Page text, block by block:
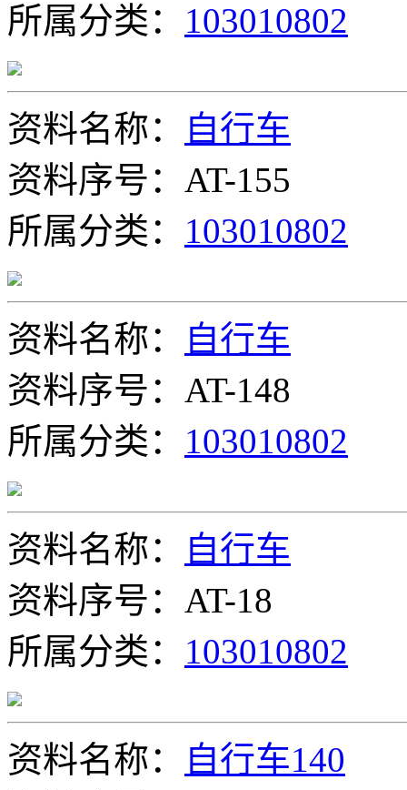
所属分类： 103010802
资料名称：
自行车
资料序号：AT-155
所属分类： 103010802
资料名称：
自行车
资料序号：AT-148
所属分类： 103010802
资料名称：
自行车
资料序号：AT-18
所属分类： 103010802
资料名称：
自行车140